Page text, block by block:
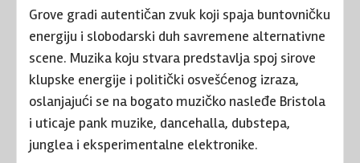
Grove gradi autentičan zvuk koji spaja buntovničku
energiju i slobodarski duh savremene alternativne
scene. Muzika koju stvara predstavlja spoj sirove
klupske energije i politički osvešćenog izraza,
oslanjajući se na bogato muzičko nasleđe Bristola
i uticaje pank muzike, dancehalla, dubstepa,
junglea i eksperimentalne elektronike.